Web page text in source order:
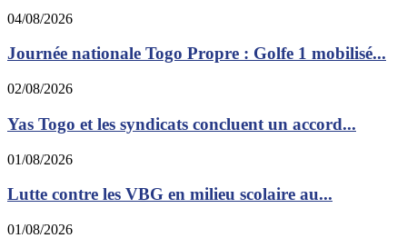
04/08/2026
Journée nationale Togo Propre : Golfe 1 mobilisé...
02/08/2026
Yas Togo et les syndicats concluent un accord...
01/08/2026
Lutte contre les VBG en milieu scolaire au...
01/08/2026